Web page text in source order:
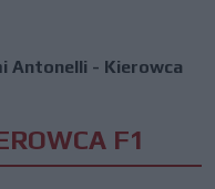
Antonelli - Kierowca
F1